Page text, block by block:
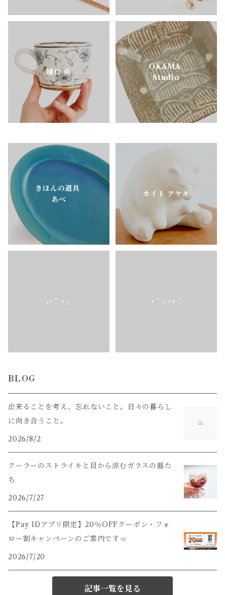
樋口 萌
OKAMA
Studio
きほんの道具
あべ
カイト アヤキ
.+ ﾟ + ｡ + ﾟ . ++ ﾟ
BLOG
出来ることを考え、忘れないこと。日々の暮らし
に向き合うこと。
2026/8/2
クーラーのストライキと目から涼むガラスの器た
ち
2026/7/27
【Pay IDアプリ限定】20％OFFクーポン・フォ
ロー割キャンペーンのご案内ですっ
2026/7/20
記事一覧を見る